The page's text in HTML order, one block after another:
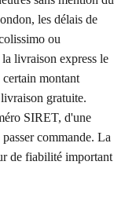
les délais de
ou
livraison express le
certain montant
gratuite.
SIRET, d'une
commande. La
de fiabilité important